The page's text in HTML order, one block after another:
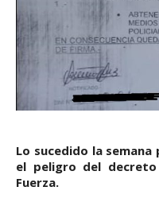
Lo sucedido la
el peligro del
Fuerza.